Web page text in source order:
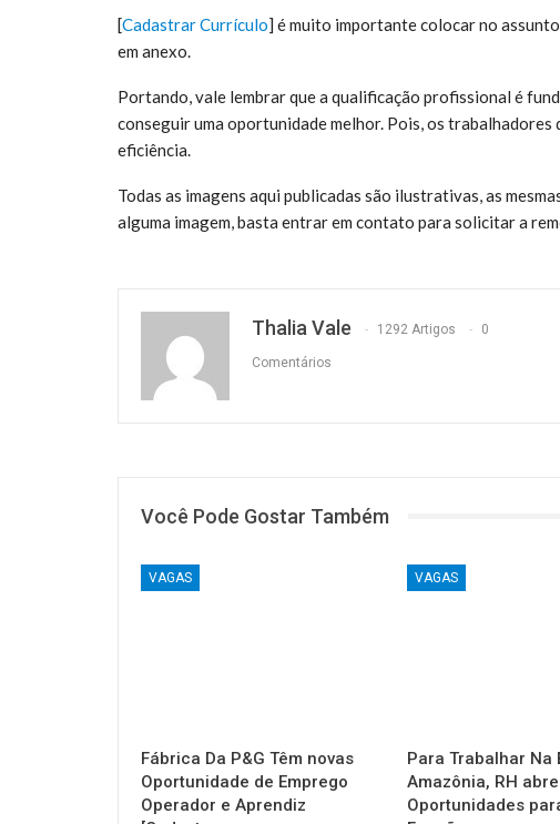
[Cadastrar Currículo] é muito importante colocar no
em anexo.
Portando, vale lembrar que a qualificação profissional é
conseguir uma oportunidade melhor. Pois, os
eficiência.
Todas as imagens aqui publicadas são ilustrativas, as
alguma imagem, basta entrar em contato para solicitar a
Thalia Vale 1292 Artigos 0
Comentários
Você Pode Gostar Também
VAGAS
Fábrica Da P&G Têm novas
Oportunidade de Emprego
Operador e Aprendiz
VAGAS
Para Trabalhar Na
Amazônia, RH abre
Oportunidades